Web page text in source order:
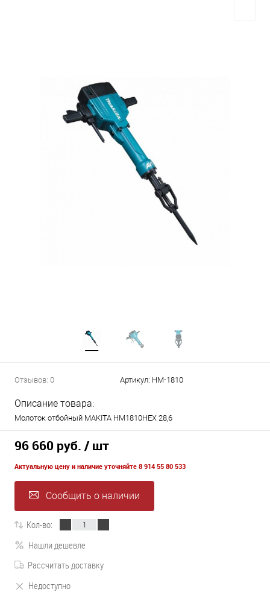
Отзывов: 0 Артикул: HM-1810
Описание товара:
Молоток отбойный MAKITA HМ1810НЕХ 28,6
96 660 руб. / шт
Актуальную цену и наличие уточняйте 8 914 55 80 533
Сообщить о наличии
Кол-во:
Нашли дешевле
Рассчитать доставку
Недоступно